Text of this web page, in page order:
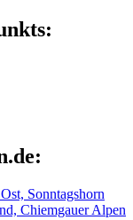
Sonntagshorn
Chiemgauer Alpen